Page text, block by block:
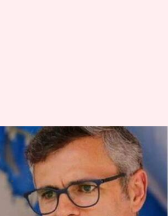
కాదు'.. కేంద్రంపై
ఫైర్
05:32 pm